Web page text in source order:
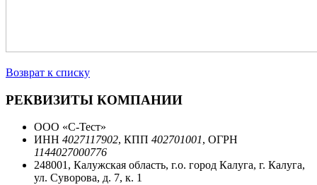
Возврат к списку
РЕКВИЗИТЫ КОМПАНИИ
ООО «С-Тест»
ИНН 4027117902, КПП 402701001, ОГРН
1144027000776
248001, Калужская область, г.о. город Калуга, г. Калуга,
ул. Суворова, д. 7, к. 1